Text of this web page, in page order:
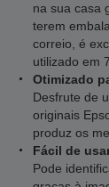
na sua casa
terem
correio, é
utilizado em
Otimizado
Desfrute de
originais
produz os
Fácil de
Pode